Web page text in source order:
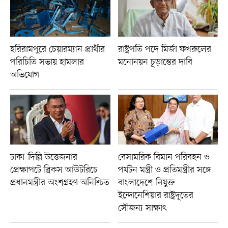
হরিরামপুরে চেয়ারম্যান প্রার্থীর
পরিচিতি সভায় হামলার
অভিযোগ
রাষ্ট্রপতি পদে মির্জা ফখরুলের
মনোনয়ন চূড়ান্তের দাবি
ঢাকা-দিল্লি উত্তেজনার
প্রেক্ষাপটে ব্রিকস আউটরিচে
প্রধানমন্ত্রীর অংশগ্রহণ অনিশ্চিত
বেসামরিক বিমান পরিবহন ও
পর্যটন মন্ত্রী ও প্রতিমন্ত্রীর সঙ্গে
বাংলাদেশে নিযুক্ত
ইন্দোনেশিয়ার রাষ্ট্রদূতের
সৌজন্য সাক্ষাৎ